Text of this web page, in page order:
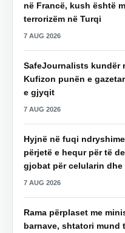
në Francë, kush është
terrorizëm në Turqi
7 AUG 2026
SafeJournalists kundër
Kufizon punën e
e gjyqit
7 AUG 2026
Hyjnë në fuqi
përjetë e hequr për të
gjobat për celularin
7 AUG 2026
Rama përplaset me
barnave, shtatori mund